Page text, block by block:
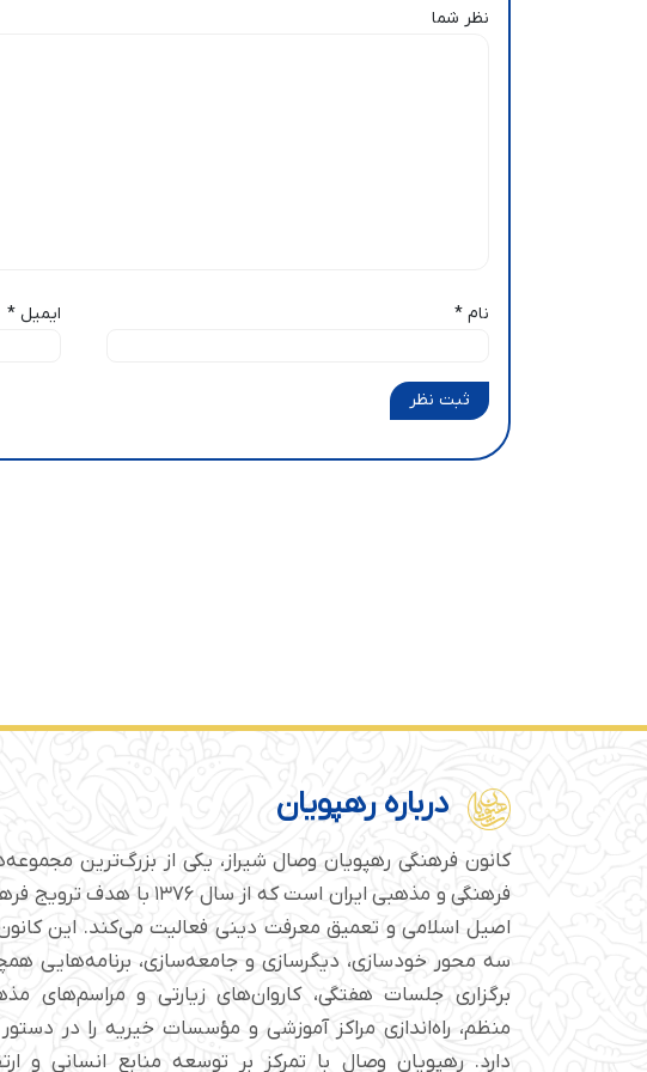
نظر شما
نام * ایمیل *
ثبت نظر
درباره رهپویان
کانون فرهنگی رهپویان وصال شیراز، یکی از بزرگ‌ترین
فرهنگی و مذهبی ایران است که از سال ۱۳۷۶ با هدف
اصیل اسلامی و تعمیق معرفت دینی فعالیت می‌کند. این
سه محور خودسازی، دیگرسازی و جامعه‌سازی، برنامه‌هایی
برگزاری جلسات هفتگی، کاروان‌های زیارتی و مراسم‌های
منظم، راه‌اندازی مراکز آموزشی و مؤسسات خیریه را در دستور
دارد. رهپویان وصال با تمرکز بر توسعه منابع انسانی و